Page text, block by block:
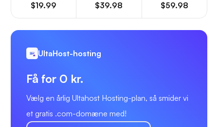
$19.99 $39.98 $59.98
UltaHost-hosting
Få for 0 kr.
Vælg en årlig Ultahost Hosting-plan, så smider vi
et gratis .com-domæne med!